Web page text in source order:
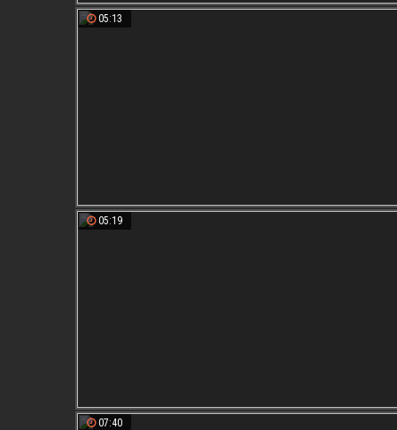
05:13
05:19
07:40